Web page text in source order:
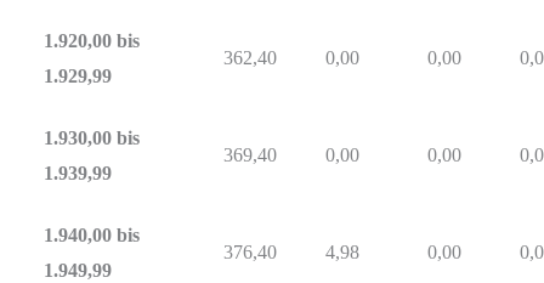
1.920,00 bis
1.929,99
362,40 0,00 0,00
1.930,00 bis
1.939,99
369,40 0,00 0,00
1.940,00 bis
1.949,99
376,40 4,98 0,00